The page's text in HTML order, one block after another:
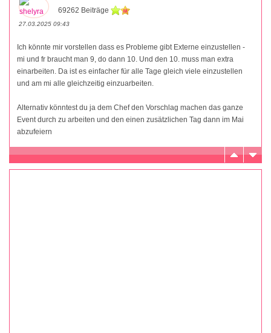
69262 Beiträge
27.03.2025 09:43
Ich könnte mir vorstellen dass es Probleme gibt Externe einzustellen -
mi und fr braucht man 9, do dann 10. Und den 10. muss man extra
einarbeiten. Da ist es einfacher für alle Tage gleich viele einzustellen
und am mi alle gleichzeitig einzuarbeiten.
Alternativ könntest du ja dem Chef den Vorschlag machen das ganze
Event durch zu arbeiten und den einen zusätzlichen Tag dann im Mai
abzufeiern